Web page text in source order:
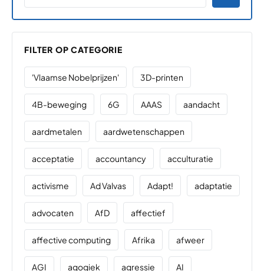
FILTER OP CATEGORIE
'Vlaamse Nobelprijzen' 3D-printen
4B-beweging 6G AAAS aandacht
aardmetalen aardwetenschappen
acceptatie accountancy acculturatie
activisme Ad Valvas Adapt! adaptatie
advocaten AfD affectief
affective computing Afrika afweer
AGI agogiek agressie AI